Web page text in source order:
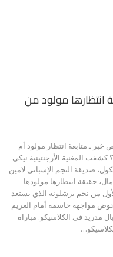
مولود من
خبر ـ متابعة انتظار مولود أم
كشفت المغنية الأرجنتينية نيكي
صديقة النجم الإسباني لامين
حقيقة انتظارها مولودها
من نجم برشلونة الذي يستعد
مواجهة حاسمة أمام الغريم
مدريد في الكلاسيكو. مباراة